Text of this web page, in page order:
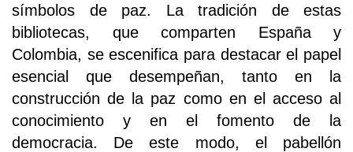
símbolos de paz. La tradición de estas
bibliotecas, que comparten España y
Colombia, se escenifica para destacar el papel
esencial que desempeñan, tanto en la
construcción de la paz como en el acceso al
conocimiento y en el fomento de la
democracia. De este modo, el pabellón